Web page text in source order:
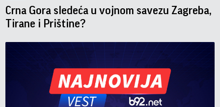
Crna Gora sledeća u vojnom savezu Zagreba,
Tirane i Prištine?